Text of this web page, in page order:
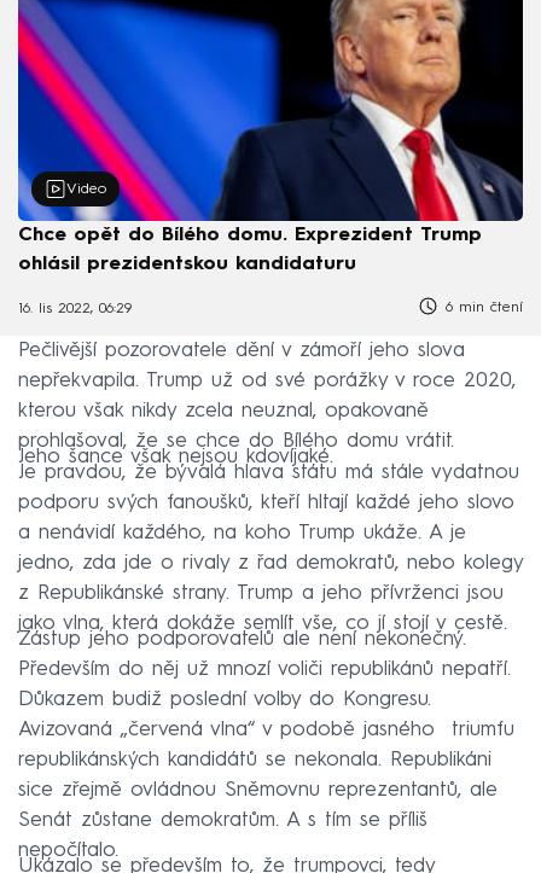
Video
Chce opět do Bílého domu. Exprezident Trump
ohlásil prezidentskou kandidaturu
16. lis 2022, 06:29 6 min čtení
Pečlivější pozorovatele dění v zámoří jeho slova
nepřekvapila. Trump už od své porážky v roce 2020,
kterou však nikdy zcela neuznal, opakovaně
prohlašoval, že se chce do Bílého domu vrátit.
Jeho šance však nejsou kdovíjaké.
Je pravdou, že bývalá hlava státu má stále vydatnou
podporu svých fanoušků, kteří hltají každé jeho slovo
a nenávidí každého, na koho Trump ukáže. A je
jedno, zda jde o rivaly z řad demokratů, nebo kolegy
z Republikánské strany. Trump a jeho přívrženci jsou
jako vlna, která dokáže semlít vše, co jí stojí v cestě.
Zástup jeho podporovatelů ale není nekonečný.
Především do něj už mnozí voliči republikánů nepatří.
Důkazem budiž poslední volby do Kongresu.
Avizovaná „červená vlna“ v podobě jasného triumfu
republikánských kandidátů se nekonala. Republikáni
sice zřejmě ovládnou Sněmovnu reprezentantů, ale
Senát zůstane demokratům. A s tím se příliš
nepočítalo.
Ukázalo se především to, že trumpovci, tedy